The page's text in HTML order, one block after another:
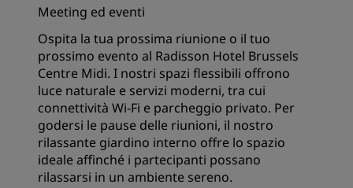
Meeting ed eventi
Ospita la tua prossima riunione o il tuo
prossimo evento al Radisson Hotel Brussels
Centre Midi. I nostri spazi flessibili offrono
luce naturale e servizi moderni, tra cui
connettività Wi-Fi e parcheggio privato. Per
godersi le pause delle riunioni, il nostro
rilassante giardino interno offre lo spazio
ideale affinché i partecipanti possano
rilassarsi in un ambiente sereno.